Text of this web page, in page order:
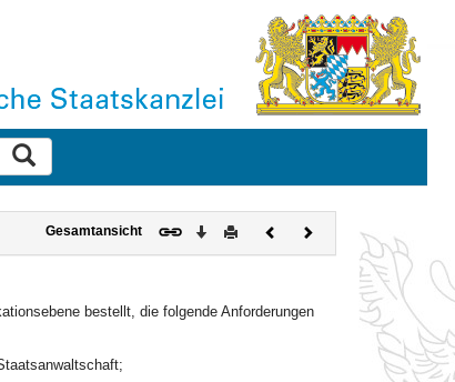
zurücksetzen
Gesamtansicht Download
DruckenVorherigesNächstes
Dokument
bestellt, die folgende Anforderungen